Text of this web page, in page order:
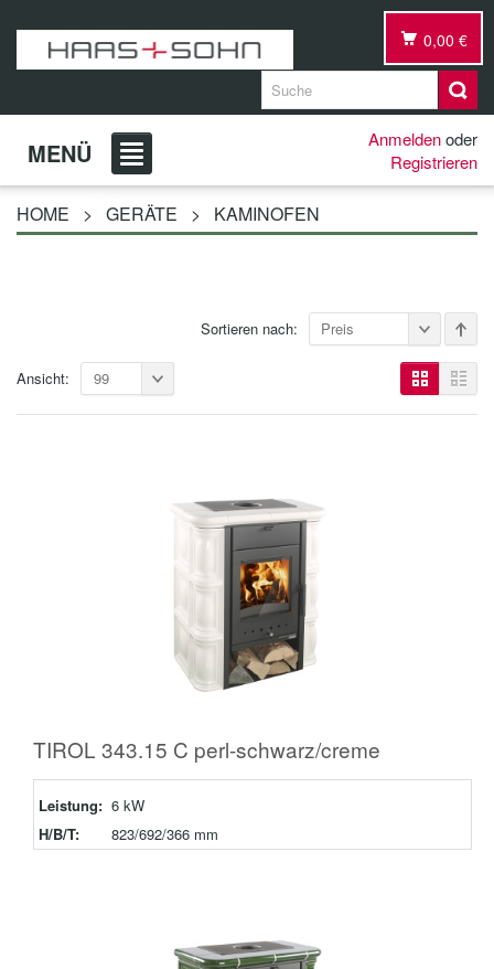
0,00 €
MENÜ Anmeldenoder
Registrieren
HOME > GERÄTE > KAMINOFEN
Sortieren nach: Preis
Ansicht: 99
TIROL 343.15 C perl-schwarz/creme
Leistung: 6 kW
H/B/T:
823/692/366 mm